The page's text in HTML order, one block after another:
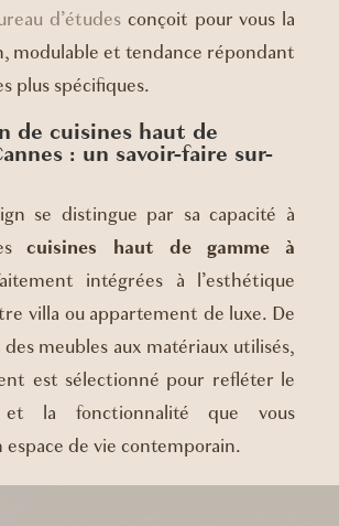
d’études conçoit pour vous la
modulable et tendance répondant
plus spécifiques.
de cuisines haut de
: un savoir-faire sur-
se distingue par sa capacité à
cuisines haut de gamme à
intégrées à l’esthétique
villa ou appartement de luxe. De
des meubles aux matériaux utilisés,
est sélectionné pour refléter le
et la fonctionnalité que vous
espace de vie contemporain.